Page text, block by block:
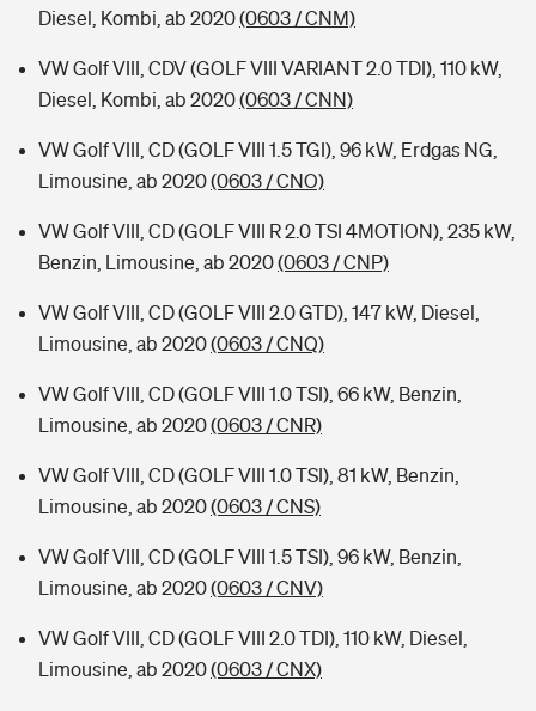
Diesel, Kombi, ab 2020(0603 / CNM)
VW Golf VIII, CDV (GOLF VIII VARIANT 2.0 TDI), 110 kW,
Diesel, Kombi, ab 2020(0603 / CNN)
VW Golf VIII, CD (GOLF VIII 1.5 TGI), 96 kW, Erdgas NG,
Limousine, ab 2020(0603 / CNO)
VW Golf VIII, CD (GOLF VIII R 2.0 TSI 4MOTION), 235 kW,
Benzin, Limousine, ab 2020(0603 / CNP)
VW Golf VIII, CD (GOLF VIII 2.0 GTD), 147 kW, Diesel,
Limousine, ab 2020(0603 / CNQ)
VW Golf VIII, CD (GOLF VIII 1.0 TSI), 66 kW, Benzin,
Limousine, ab 2020(0603 / CNR)
VW Golf VIII, CD (GOLF VIII 1.0 TSI), 81 kW, Benzin,
Limousine, ab 2020(0603 / CNS)
VW Golf VIII, CD (GOLF VIII 1.5 TSI), 96 kW, Benzin,
Limousine, ab 2020(0603 / CNV)
VW Golf VIII, CD (GOLF VIII 2.0 TDI), 110 kW, Diesel,
Limousine, ab 2020(0603 / CNX)